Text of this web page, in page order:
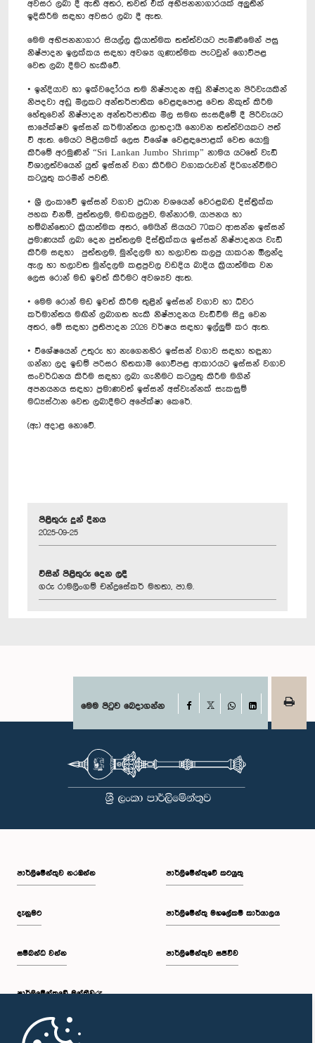
අවසර ලබා දී ඇති අතර, තවත් එක් අභිජනනාගාරයක් අලුතින්
ඉදිකිරීම සඳහා අවසර ලබා දී ඇත.
මෙම අභිජනනාගාර සියල්ල ක්‍රියාත්මක තත්ත්වයට පැමිණීමෙන් පසු
නිෂ්පාදන ඉලක්කය සඳහා අවශ්‍ය ගුණාත්මක පැටවුන් ගොවිපළ
වෙත ලබා දීමට හැකිවේ.
• ඉන්දියාව හා ඉක්වදෝරය තම නිෂ්පාදන අඩු නිෂ්පාදන පිරිවැයකින්
නිපදවා අඩු මිලකට අන්තර්ජාතික වෙළඳපොළ වෙත නිකුත් කිරීම
හේතුවෙන් නිෂ්පාදන අන්තර්ජාතික මිල සමඟ සැසඳීමේ දී පිරිවැයට
සාපේක්ෂව ඉස්සන් කර්මාන්තය ලාභදායී නොවන තත්ත්වයකට පත්
වී ඇත. මෙයට පිළියමක් ලෙස විශේෂ වෙළඳපොළක් වෙත යොමු
කිරීමේ අරමුණින් “Sri Lankan Jumbo Shrimp” නාමය යටතේ වැඩි
විශාලත්වයෙන් යුත් ඉස්සන් වගා කිරීමට වගාකරුවන් දිරිගැන්වීමට
කටයුතු කරමින් පවතී.
• ශ්‍රී ලංකාවේ ඉස්සන් වගාව ප්‍රධාන වශයෙන් වෙරළබඩ දිස්ත්‍රික්ක
පහක එනම්, පුත්තලම, මඩකලපුව, මන්නාරම, යාපනය හා
හම්බන්තොට ක්‍රියාත්මක අතර, මෙයින් සියයට 70කට ආසන්න ඉස්සන්
ප්‍රමාණයක් ලබා දෙන පුත්තලම දිස්ත්‍රික්කය ඉස්සන් නිෂ්පාදනය වැඩි
කිරීම සඳහා පුත්තලම, මුන්දලම හා හලාවත කලපු යාකරන ඕලන්ද
ඇල හා හලාවත මුන්දලම කළපුවල වඩදිය බාදිය ක්‍රියාත්මක වන
ලෙස රොන් මඩ ඉවත් කිරීමට අවශ්‍යව ඇත.
• මෙම රොන් මඩ ඉවත් කිරීම තුළින් ඉස්සන් වගාව හා ධීවර
කර්මාන්තය මඟින් ලබාගත හැකි නිෂ්පාදනය වැඩිවීම සිදු වෙන
අතර, මේ සඳහා ප්‍රතිපාදන 2026 වර්ෂය සඳහා ඉල්ලුම් කර ඇත.
• විශේෂයෙන් උතුරු හා නැගෙනහිර ඉස්සන් වගාව සඳහා හඳුනා
ගන්නා ලද ඉඩම් පරිසර හිතකාමී ගොවිපළ ආකාරයට ඉස්සන් වගාව
සංවර්ධනය කිරීම සඳහා ලබා ගැනීමට කටයුතු කිරීම මගින්
අපනයනය සඳහා ප්‍රමාණවත් ඉස්සන් අස්වැන්නක් සැකසුම්
මධ්‍යස්ථාන වෙත ලබාදීමට අපේක්ෂා කෙරේ.
(ඇ) අදාළ නොවේ.
පිළිතුරු දුන් දිනය
2025-09-25
විසින් පිළිතුරු දෙන ලදී
ගරු රාමලිංගම් චන්ද්‍රසේකර් මහතා, පා.ම.
මෙම පිටුව බෙදාගන්න Facebook
WhatsAppLinkedIn
පාර්ලි‌මේන්තුව නරඹන්න
දැනුමට
සම්බන්ධ වන්න
පාර්ලි‌මේන්තුවේ මන්ත්‍රීවරු
මුල් පිටුව
පාර්ලිමේන්තුවේ කටයුතු
පාර්ලිමේන්තු මහලේකම් කාර්යාලය
පාර්ලිමේන්තුව සජීවීව